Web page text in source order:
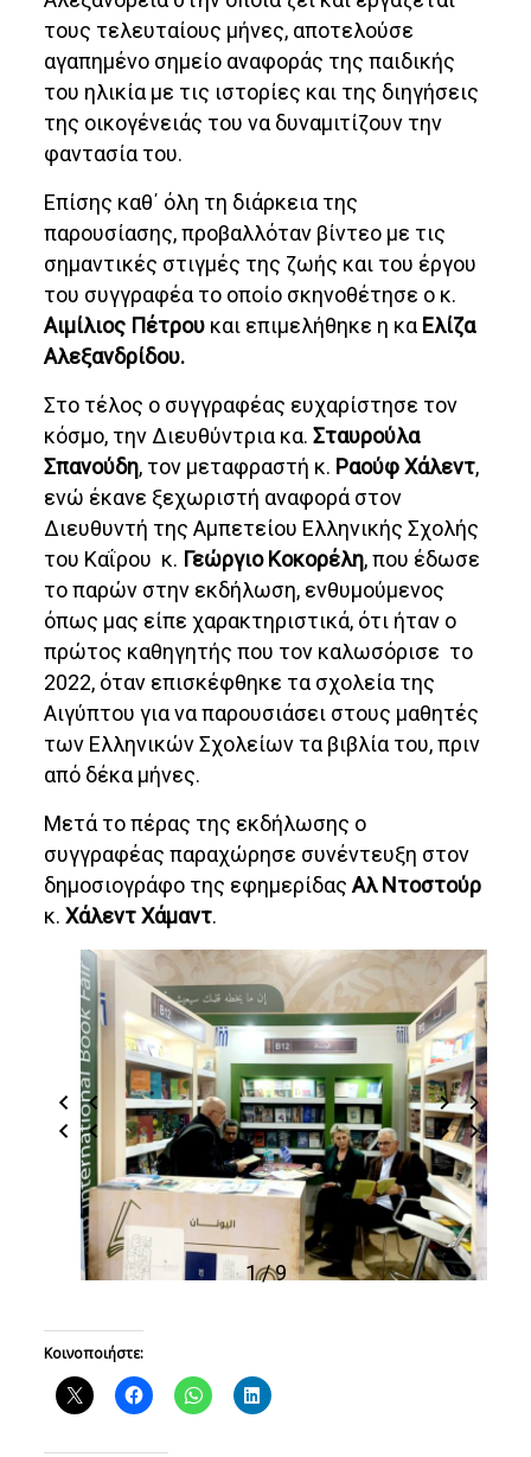
τους τελευταίους μήνες, αποτελούσε
αγαπημένο σημείο αναφοράς της παιδικής
του ηλικία με τις ιστορίες και της διηγήσεις
της οικογένειάς του να δυναμιτίζουν την
φαντασία του.
Επίσης καθ΄ όλη τη διάρκεια της
παρουσίασης, προβαλλόταν βίντεο με τις
σημαντικές στιγμές της ζωής και του έργου
του συγγραφέα το οποίο σκηνοθέτησε ο κ.
Αιμίλιος Πέτρου και επιμελήθηκε η κα Ελίζα
Αλεξανδρίδου.
Στο τέλος ο συγγραφέας ευχαρίστησε τον
κόσμο, την Διευθύντρια κα.Σταυρούλα
Σπανούδη, τον μεταφραστή κ. Ραούφ Χάλεντ,
ενώ έκανε ξεχωριστή αναφορά στον
Διευθυντή της Αμπετείου Ελληνικής Σχολής
του Καΐρου κ. Γεώργιο Κοκορέλη, που έδωσε
το παρών στην εκδήλωση, ενθυμούμενος
όπως μας είπε χαρακτηριστικά, ότι ήταν ο
πρώτος καθηγητής που τον καλωσόρισε το
2022, όταν επισκέφθηκε τα σχολεία της
Αιγύπτου για να παρουσιάσει στους μαθητές
των Ελληνικών Σχολείων τα βιβλία του, πριν
από δέκα μήνες.
Μετά το πέρας της εκδήλωσης ο
συγγραφέας παραχώρησε συνέντευξη στον
δημοσιογράφο της εφημερίδας Αλ Ντοστούρ
κ.Χάλεντ Χάμαντ.
1 / 9
Κοινοποιήστε: